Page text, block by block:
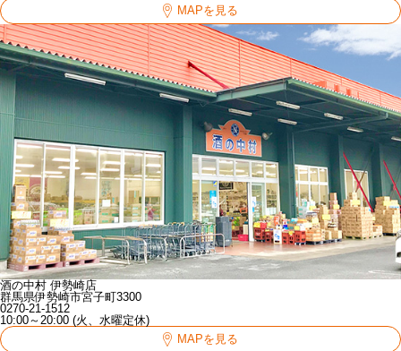
MAPを見る
酒の中村 伊勢崎店
群馬県伊勢崎市宮子町3300
0270-21-1512
10:00～20:00 (火、水曜定休)
MAPを見る